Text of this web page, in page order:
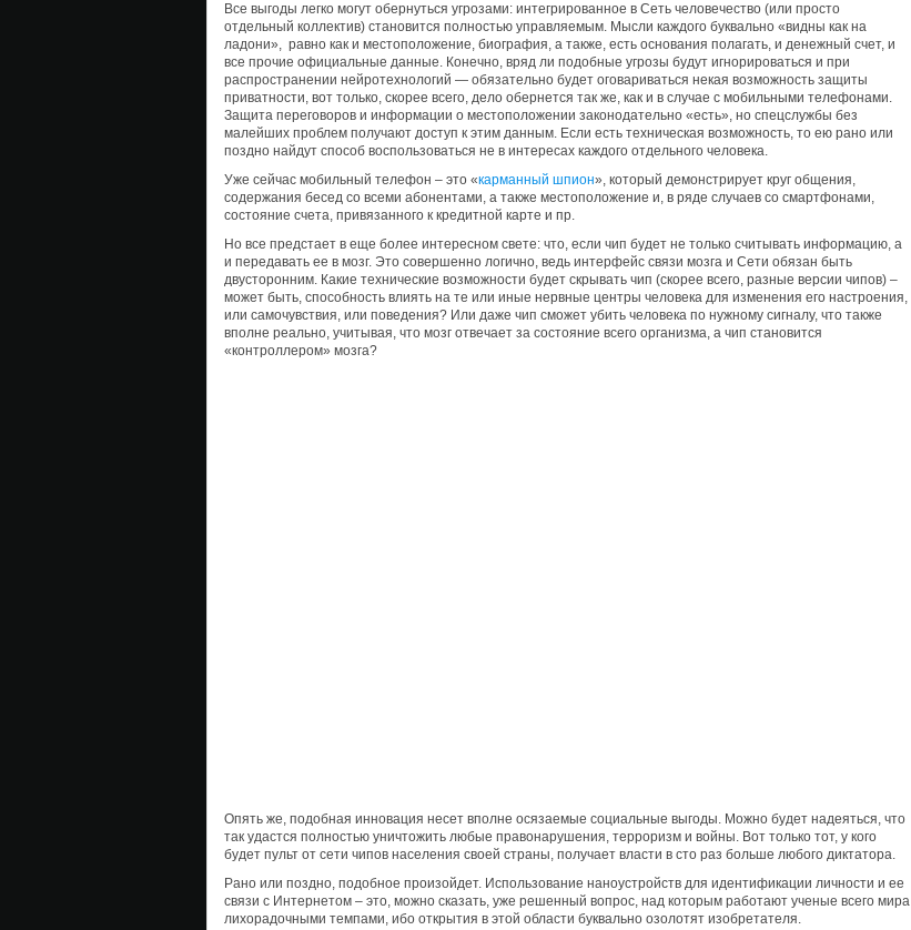
Все выгоды легко могут обернуться угрозами: интегрированное в Сеть человечество (или просто
отдельный коллектив) становится полностью управляемым. Мысли каждого буквально «видны как на
ладони», равно как и местоположение, биография, а также, есть основания полагать, и денежный счет, и
все прочие официальные данные. Конечно, вряд ли подобные угрозы будут игнорироваться и при
распространении нейротехнологий — обязательно будет оговариваться некая возможность защиты
приватности, вот только, скорее всего, дело обернется так же, как и в случае с мобильными телефонами.
Защита переговоров и информации о местоположении законодательно «есть», но спецслужбы без
малейших проблем получают доступ к этим данным. Если есть техническая возможность, то ею рано или
поздно найдут способ воспользоваться не в интересах каждого отдельного человека.
Уже сейчас мобильный телефон – это «карманный шпион», который демонстрирует круг общения,
содержания бесед со всеми абонентами, а также местоположение и, в ряде случаев со смартфонами,
состояние счета, привязанного к кредитной карте и пр.
Но все предстает в еще более интересном свете: что, если чип будет не только считывать информацию, а
и передавать ее в мозг. Это совершенно логично, ведь интерфейс связи мозга и Сети обязан быть
двусторонним. Какие технические возможности будет скрывать чип (скорее всего, разные версии чипов) –
может быть, способность влиять на те или иные нервные центры человека для изменения его настроения,
или самочувствия, или поведения? Или даже чип сможет убить человека по нужному сигналу, что также
вполне реально, учитывая, что мозг отвечает за состояние всего организма, а чип становится
«контроллером» мозга?
Опять же, подобная инновация несет вполне осязаемые социальные выгоды. Можно будет надеяться, что
так удастся полностью уничтожить любые правонарушения, терроризм и войны. Вот только тот, у кого
будет пульт от сети чипов населения своей страны, получает власти в сто раз больше любого диктатора.
Рано или поздно, подобное произойдет. Использование наноустройств для идентификации личности и ее
связи с Интернетом – это, можно сказать, уже решенный вопрос, над которым работают ученые всего мира
лихорадочными темпами, ибо открытия в этой области буквально озолотят изобретателя.